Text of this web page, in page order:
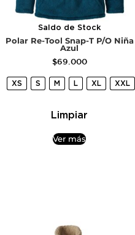
Saldo de Stock
Polar Re-Tool Snap-T P/O Niña
Azul
$69.000
XS S M L XL XXL
Limpiar
Ver más